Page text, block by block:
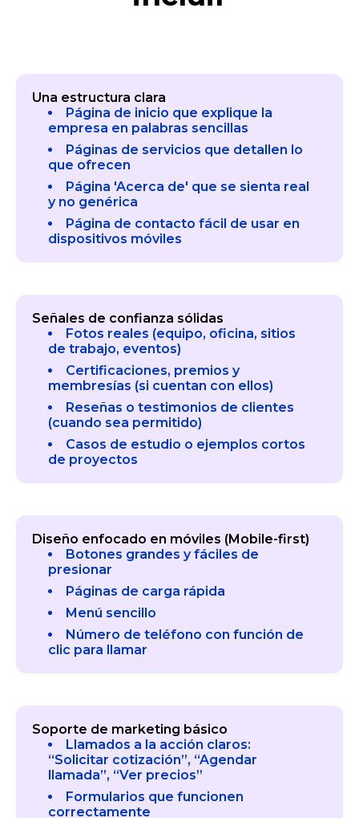
Una estructura clara
Página de inicio que explique la
empresa en palabras sencillas
Páginas de servicios que detallen lo
que ofrecen
Página 'Acerca de' que se sienta real
y no genérica
Página de contacto fácil de usar en
dispositivos móviles
Señales de confianza sólidas
Fotos reales (equipo, oficina, sitios
de trabajo, eventos)
Certificaciones, premios y
membresías (si cuentan con ellos)
Reseñas o testimonios de clientes
(cuando sea permitido)
Casos de estudio o ejemplos cortos
de proyectos
Diseño enfocado en móviles (Mobile-first)
Botones grandes y fáciles de
presionar
Páginas de carga rápida
Menú sencillo
Número de teléfono con función de
clic para llamar
Soporte de marketing básico
Llamados a la acción claros:
“Solicitar cotización”, “Agendar
llamada”, “Ver precios”
Formularios que funcionen
correctamente